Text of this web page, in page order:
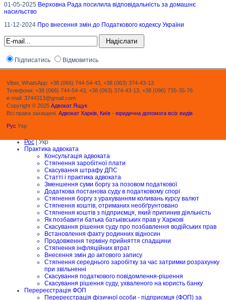
01-05-2025 Верховна Рада посилила відповідальність за домашнє
насильство
11-12-2024 Про внесення змін до Податкового кодексу України
Підписатись Відмовитись
Viber, WhatsApp: +38 (066) 744-54-43, +38 (063) 374-43-13
Телефони: +38 (066) 744-54-43, +38 (063) 374-43-13, +38 (096) 735-35-76
e-mail: 3744313@gmail.com
Copyright © 2025 Адвокат Ящук
Всі права захищені. Адвокат Харків, Київ - юридична допомога всіх видів
Рус Укр
Рос| Укр
Практика адвоката
Консультація адвоката
Стягнення заробітної плати
Скасування штрафу ДПС
Статті і практика адвоката
Зменшення суми боргу за позовом податкової
Додаткова постанова суду в податковому спорі
Стягнення боргу з урахуванням коливань курсу валют
Стягнення коштів, отриманих необґрунтовано
Стягнення коштів з підприємця, який припинив діяльність
Як позбавити батька батьківських прав у Харкові
Скасування рішення суду про позбавлення водійських прав
Встановлення факту родинних відносин
Продовження терміну прийняття спадщини
Стягнення інфляційних втрат
Внесення змін до актового запису
Стягнення середнього заробітку за час затримки розрахунку
при звільненні
Скасування податкового повідомлення-рішення
Скасування рішення суду, ухваленого на користь банку
Перереєстрація ФОП
Перереєстрація фізичної особи - підприємця (ФОП) за